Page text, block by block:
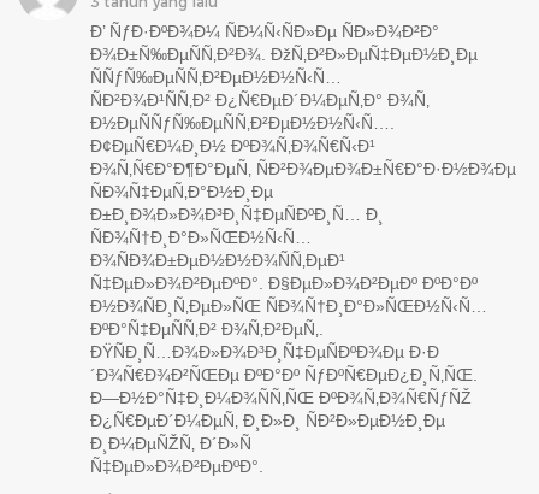
Ð’ ÑƒÐ·ÐºÐ¾Ð¼ ÑÐ¼Ñ‹ÑÐ»Ðµ ÑÐ»Ð¾Ð²Ð°
Ð¾Ð±Ñ‰ÐµÑÑ‚Ð²Ð¾. ÐžÑ‚Ð²Ð»ÐµÑ‡ÐµÐ½Ð¸Ðµ
ÑÑƒÑ‰ÐµÑÑ‚Ð²ÐµÐ½Ð½Ñ‹Ñ…
ÑÐ²Ð¾Ð¹ÑÑ‚Ð² Ð¿Ñ€ÐµÐ´Ð¼ÐµÑ‚Ð° Ð¾Ñ‚
Ð½ÐµÑÑƒÑ‰ÐµÑÑ‚Ð²ÐµÐ½Ð½Ñ‹Ñ….
Ð¢ÐµÑ€Ð¼Ð¸Ð½ ÐºÐ¾Ñ‚Ð¾Ñ€Ñ‹Ð¹
Ð¾Ñ‚Ñ€Ð°Ð¶Ð°ÐµÑ‚ ÑÐ²Ð¾ÐµÐ¾Ð±Ñ€Ð°Ð·Ð½Ð¾Ðµ
ÑÐ¾Ñ‡ÐµÑ‚Ð°Ð½Ð¸Ðµ
Ð±Ð¸Ð¾Ð»Ð¾Ð³Ð¸Ñ‡ÐµÑÐºÐ¸Ñ… Ð¸
ÑÐ¾Ñ†Ð¸Ð°Ð»ÑŒÐ½Ñ‹Ñ…
Ð¾ÑÐ¾Ð±ÐµÐ½Ð½Ð¾ÑÑ‚ÐµÐ¹
Ñ‡ÐµÐ»Ð¾Ð²ÐµÐºÐ°. Ð§ÐµÐ»Ð¾Ð²ÐµÐº ÐºÐ°Ðº
Ð½Ð¾ÑÐ¸Ñ‚ÐµÐ»ÑŒ ÑÐ¾Ñ†Ð¸Ð°Ð»ÑŒÐ½Ñ‹Ñ…
ÐºÐ°Ñ‡ÐµÑÑ‚Ð² Ð¾Ñ‚Ð²ÐµÑ‚.
ÐŸÑÐ¸Ñ…Ð¾Ð»Ð¾Ð³Ð¸Ñ‡ÐµÑÐºÐ¾Ðµ Ð·Ð
´Ð¾Ñ€Ð¾Ð²ÑŒÐµ ÐºÐ°Ðº ÑƒÐºÑ€ÐµÐ¿Ð¸Ñ‚ÑŒ.
Ð—Ð½Ð°Ñ‡Ð¸Ð¼Ð¾ÑÑ‚ÑŒ ÐºÐ¾Ñ‚Ð¾Ñ€ÑƒÑŽ
Ð¿Ñ€ÐµÐ´Ð¼ÐµÑ‚ Ð¸Ð»Ð¸ ÑÐ²Ð»ÐµÐ½Ð¸Ðµ
Ð¸Ð¼ÐµÑŽÑ‚ Ð´Ð»Ñ
Ñ‡ÐµÐ»Ð¾Ð²ÐµÐºÐ°.